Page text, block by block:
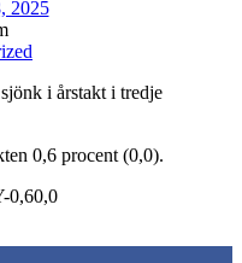
2025
i årstakt i tredje
0,6 procent (0,0).
0,60,0